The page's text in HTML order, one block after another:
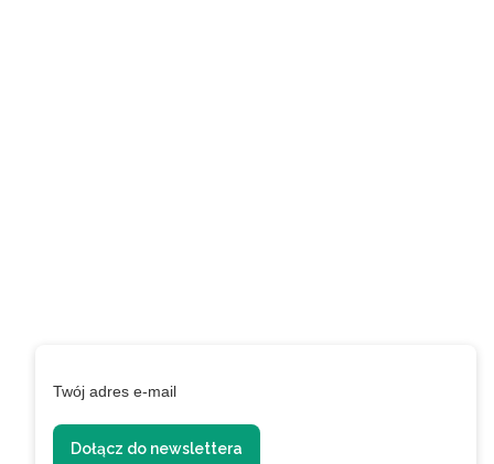
Twój adres e-mail
Dołącz do newslettera